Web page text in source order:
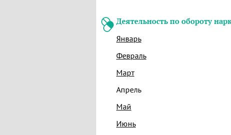
Деятельность по обороту
Январь
Февраль
Март
Апрель
Май
Июнь